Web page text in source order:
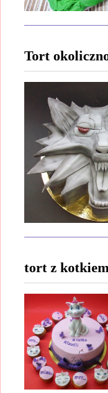
Tort
tort z kotkiem